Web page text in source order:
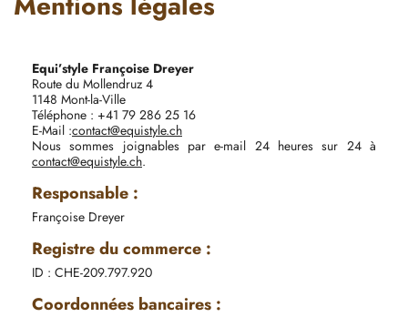
Equi’style Françoise Dreyer
Route du Mollendruz 4
1148 Mont-la-Ville
Téléphone : +41 79 286 25 16
E-Mail :contact@equistyle.ch
Nous sommes joignables par e-mail 24 heures sur 24 à
contact@equistyle.ch.
Responsable :
Françoise Dreyer
Registre du commerce :
ID : CHE-209.797.920
Coordonnées bancaires :